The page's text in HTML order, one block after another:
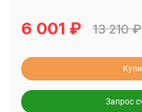
6 001 ₽ 13 210₽
Запрос